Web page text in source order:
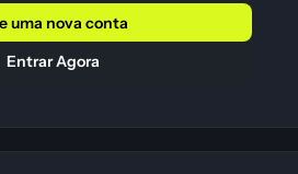
uma nova conta
Entrar Agora